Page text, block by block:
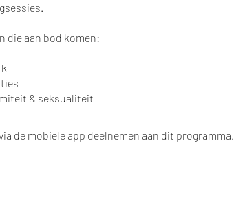
die aan bod komen:
& seksualiteit
de mobiele app deelnemen aan dit programma.